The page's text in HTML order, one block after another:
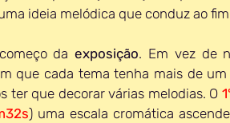
ideia melódica que conduz ao
da exposição. Em vez de
que cada tema tenha mais de
ter que decorar várias melodias. O
) uma escala cromática